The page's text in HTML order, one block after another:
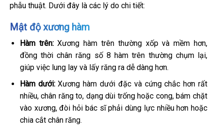
phẫu thuật. Dưới đây là các lý do chi tiết:
Mật độ xương hàm
Hàm trên:Xương hàm trên thường xốp và mềm hơn,
đồng thời chân răng số 8 hàm trên thường chụm lại,
giúp việc lung lay và lấy răng ra dễ dàng hơn.
Hàm dưới:Xương hàm dưới đặc và cứng chắc hơn rất
nhiều, chân răng to, dạng dùi trống hoặc cong, bám chặt
vào xương, đòi hỏi bác sĩ phải dùng lực nhiều hơn hoặc
chia cắt chân răng.